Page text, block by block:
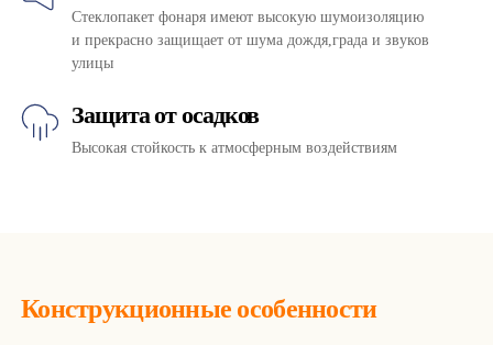
Стеклопакет фонаря имеют высокую шумоизоляцию
и прекрасно защищает от шума дождя,града и звуков
улицы
Защита от осадков
Высокая стойкость к атмосферным воздействиям
Конструкционные особенности